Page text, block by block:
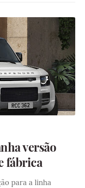
versão
fábrica
para a linha